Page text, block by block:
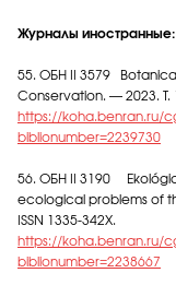
Журналы иностранные:
55. ОБН II 3579
Conservation. — 2023. Т.
https://koha.benran.ru/
biblionumber=2239730
56. ОБН II 3190
ecological problems of
ISSN 1335-342X.
https://koha.benran.ru/
biblionumber=2238667